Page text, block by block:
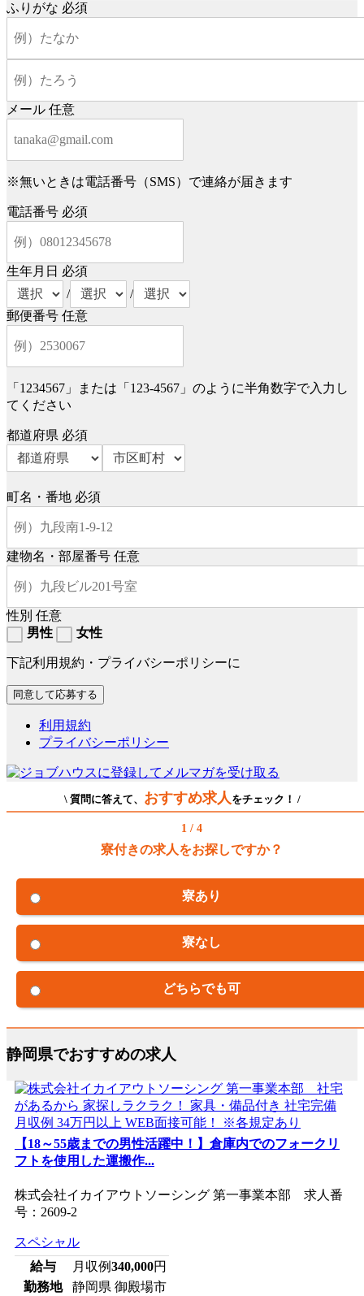
ふりがな 必須
メール 任意
※無いときは電話番号（SMS）で連絡が届きます
電話番号 必須
生年月日 必須
/
/
郵便番号 任意
「1234567」または「123-4567」のように半角数字で入力し
てください
都道府県 必須
町名・番地 必須
建物名・部屋番号 任意
性別 任意
男性
女性
下記利用規約・プライバシーポリシーに
利用規約
プライバシーポリシー
\ 質問に答えて、 おすすめ求人をチェック！ /
1 / 4
寮付きの求人をお探しですか？
寮あり
寮なし
どちらでも可
静岡県でおすすめの求人
【18～55歳までの男性活躍中！】倉庫内でのフォークリ
フトを使用した運搬作...
株式会社イカイアウトソーシング 第一事業本部 求人番
号：2609-2
スペシャル
給与
月収例340,000円
勤務地
静岡県 御殿場市